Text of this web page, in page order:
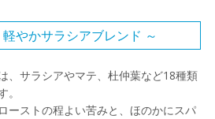
やかサラシアブレンド ～
、サラシアやマテ、杜仲葉など18種類
ーストの程よい苦みと、ほのかにスパ